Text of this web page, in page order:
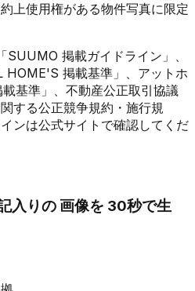
上使用権がある物件写真に限定
掲載ガイドライン」、
掲載基準」、アットホ
基準」、不動産公正取引協議
する公正競争規約・施行規
ンは公式サイトで確認してくだ
入りの 画像を 30秒で生